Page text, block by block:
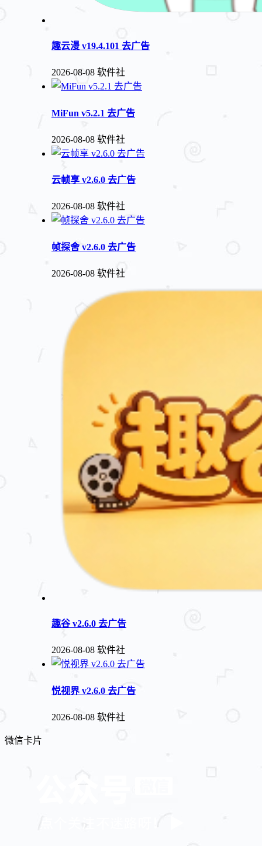
趣云漫 v19.4.101 去广告
2026-08-08 软件社
MiFun v5.2.1 去广告
2026-08-08 软件社
云帧享 v2.6.0 去广告
2026-08-08 软件社
帧探舍 v2.6.0 去广告
2026-08-08 软件社
趣谷 v2.6.0 去广告
2026-08-08 软件社
悦视界 v2.6.0 去广告
2026-08-08 软件社
微信卡片